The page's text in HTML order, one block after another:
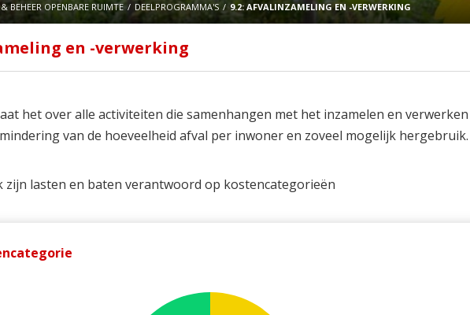
BEHEER OPENBARE RUIMTE DEELPROGRAMMA'S 9.2: AFVALINZAMELING EN -VERWERKING
en -verwerking
het over alle activiteiten die samenhangen met het inzamelen en verwerken
van de hoeveelheid afval per inwoner en zoveel mogelijk hergebruik.
zijn lasten en baten verantwoord op kostencategorieën